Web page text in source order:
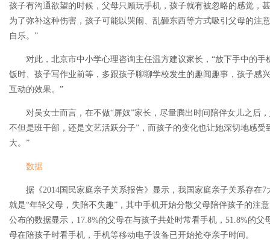
孩子有沟通欲望的时候，父母只顾玩手机，孩子就有被忽略的感觉，
为了弥补这种伤害，孩子可能以哭闹、乱砸东西等方式吸引父母的注
自乐。”
对此，北京市中小学心理咨询主任温方建议家长，“放下手中的手
饭时、孩子写作业前等，多跟孩子聊聊学校发生的趣闻趣事，孩子感
互动的效果。”
对吴女士而言，在不做“屏奴”家长，尽量腾出时间陪伴女儿之后，
不但是班干部，还是文艺活跃分子”，而孩子的变化也让她深切地感
大。”
数据
据《2014国民家庭亲子关系报告》显示，我国家庭亲子关系存在7
就是“年轻父母，失陪不失趣”，其中手机开始分散父母陪伴孩子的注
公布的数据显示，17.8%的父母在与孩子共处时常看手机，51.8%的
母在陪孩子时看手机，手机等移动电子设备已开始抢夺亲子时间。